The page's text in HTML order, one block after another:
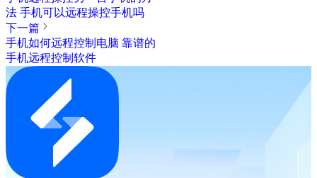
法 手机可以远程操控手机吗
下一篇
手机如何远程控制电脑 靠谱的
手机远程控制软件